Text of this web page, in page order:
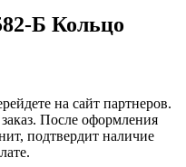
Б Кольцо
на сайт партнеров.
После оформления
подтвердит наличие